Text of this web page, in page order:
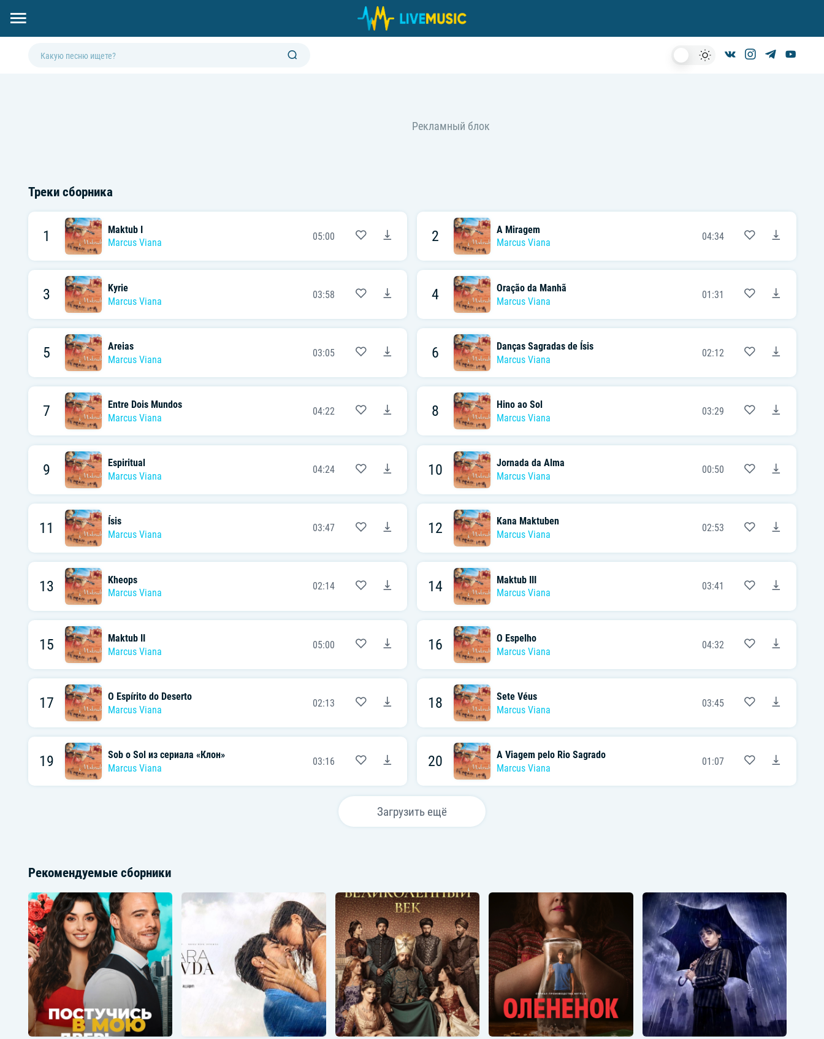
Треки сборника
1
Maktub I
Marcus Viana
05:00 2
A Miragem
Marcus Viana
04:34
3
Kyrie
Marcus Viana
03:58 4
Oração da Manhã
Marcus Viana
01:31
5
Areias
Marcus Viana
03:05 6
Danças Sagradas de Ísis
Marcus Viana
02:12
7
Entre Dois Mundos
Marcus Viana
04:22 8
Hino ao Sol
Marcus Viana
03:29
9
Espiritual
Marcus Viana
04:24 10
Jornada da Alma
Marcus Viana
00:50
11
Ísis
Marcus Viana
03:47 12
Kana Maktuben
Marcus Viana
02:53
13
Kheops
Marcus Viana
02:14 14
Maktub III
Marcus Viana
03:41
15
Maktub II
Marcus Viana
05:00 16
O Espelho
Marcus Viana
04:32
17
O Espírito do Deserto
Marcus Viana
02:13 18
Sete Véus
Marcus Viana
03:45
19
Sob o Sol из сериала «Клон»
Marcus Viana
03:16 20
A Viagem pelo Rio Sagrado
Marcus Viana
01:07
Загрузить ещё
Рекомендуемые сборники